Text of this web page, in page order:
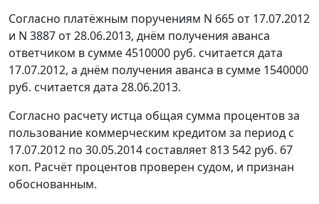
Согласно платёжным поручениям N 665 от 17.07.2012
и N 3887 от 28.06.2013, днём получения аванса
ответчиком в сумме 4510000 руб. считается дата
17.07.2012, а днём получения аванса в сумме 1540000
руб. считается дата 28.06.2013.
Согласно расчету истца общая сумма процентов за
пользование коммерческим кредитом за период с
17.07.2012 по 30.05.2014 составляет 813 542 руб. 67
коп. Расчёт процентов проверен судом, и признан
обоснованным.